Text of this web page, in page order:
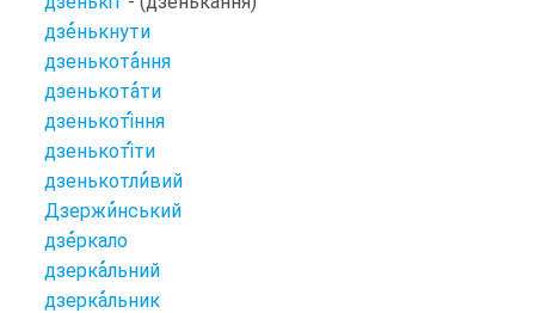
дзенькнути
дзенькотання
дзенькотати
дзенькотіння
дзенькотіти
дзенькотливий
Дзержинський
дзеркало
дзеркальний
дзеркальник